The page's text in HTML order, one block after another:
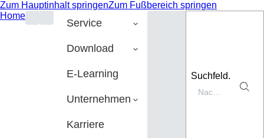
Zum Hauptinhalt springenZum Fußbereich springen
Home
Service
Download
E-Learning
Unternehmen
Karriere
Suchfeld.